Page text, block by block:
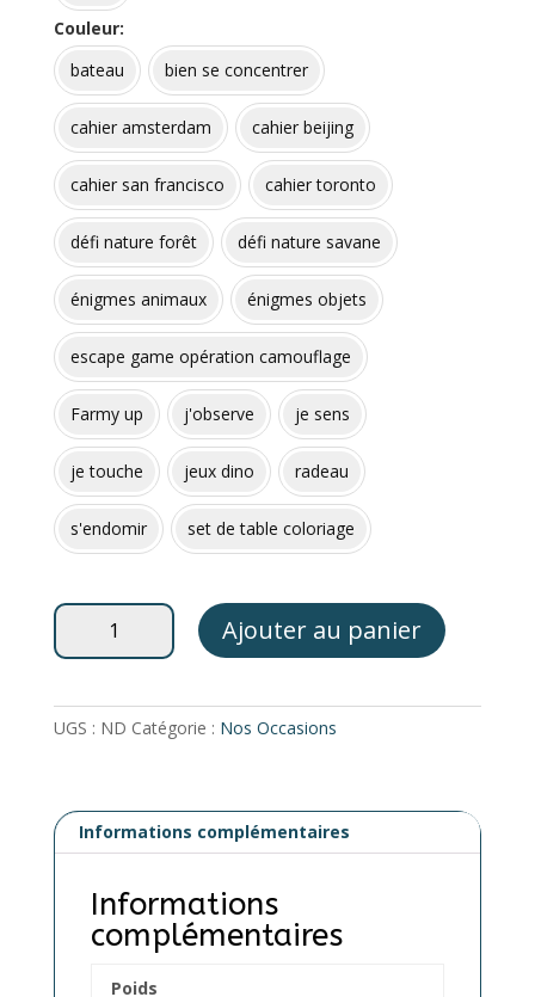
Couleur
bateau
bien se concentrer
cahier amsterdam cahier beijing
cahier san francisco cahier toronto
défi nature forêt défi nature savane
énigmes animaux énigmes objets
escape game opération camouflage
Farmy up j'observe je sens
je touche jeux dino radeau
s'endomir set de table coloriage
quantité
de
Jouets
PORTAGES
D
Ajouter au panier
UGS : ND Catégorie : Nos Occasions
Informations complémentaires
Informations
complémentaires
Poids